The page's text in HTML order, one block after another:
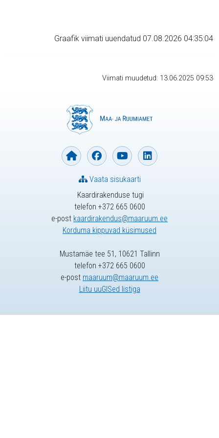
Graafik viimati uuendatud 07.08.2026 04:35:04
Viimati muudetud: 13.06.2025 09:53
Kaardirakenduse tugi
telefon +372 665 0600
e-post kaardirakendus@maaruum.ee
Korduma kippuvad küsimused
Vaata sisukaarti
Mustamäe tee 51, 10621 Tallinn
telefon +372 665 0600
e-post maaruum@maaruum.ee
Liitu uuGISed listiga